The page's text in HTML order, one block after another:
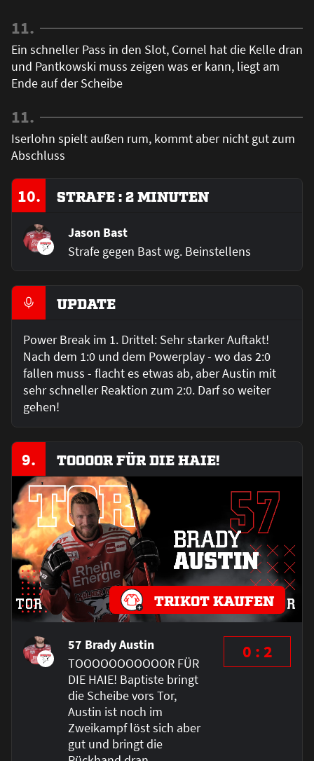
11.
Ein schneller Pass in den Slot, Cornel hat die Kelle dran
und Pantkowski muss zeigen was er kann, liegt am
Ende auf der Scheibe
11.
Iserlohn spielt außen rum, kommt aber nicht gut zum
Abschluss
10. STRAFE : 2 MINUTEN
Jason Bast
Strafe gegen Bast wg. Beinstellens
UPDATE
Power Break im 1. Drittel: Sehr starker Auftakt!
Nach dem 1:0 und dem Powerplay - wo das 2:0
fallen muss - flacht es etwas ab, aber Austin mit
sehr schneller Reaktion zum 2:0. Darf so weiter
gehen!
9. TOOOOR FÜR DIE HAIE!
TRIKOT KAUFEN
57 Brady Austin
TOOOOOOOOOOOR FÜR
DIE HAIE! Baptiste bringt
die Scheibe vors Tor,
Austin ist noch im
Zweikampf löst sich aber
gut und bringt die
0 : 2